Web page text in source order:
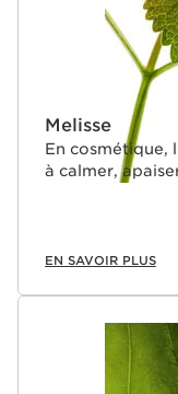
Melisse
En cosmétique,
à calmer,
EN SAVOIR PLUS